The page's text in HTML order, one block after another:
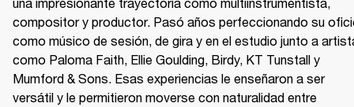
compositor y productor. Pasó años perfeccionando su
como músico de sesión, de gira y en el estudio junto a
como Paloma Faith, Ellie Goulding, Birdy, KT Tunstall y
Mumford & Sons. Esas experiencias le enseñaron a ser
versátil y le permitieron moverse con naturalidad entre